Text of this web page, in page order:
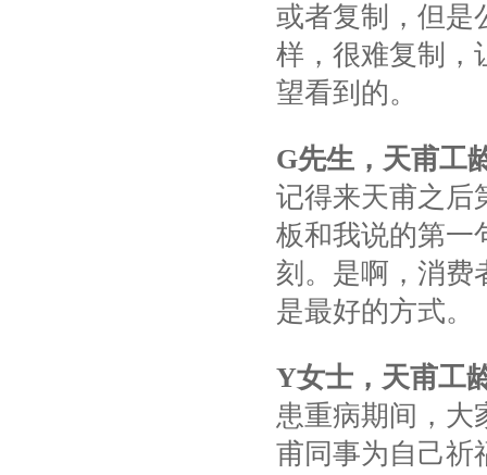
或者复制，但是
样，很难复制，
望看到的。
G先生，天甫工
记得来天甫之后
板和我说的第一
刻。是啊，消费
是最好的方式。
Y女士，天甫工
患重病期间，大
甫同事为自己祈